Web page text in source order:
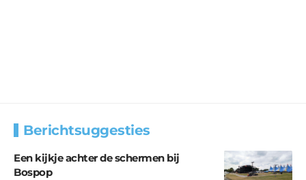
Berichtsuggesties
Een kijkje achter de schermen bij
Bospop